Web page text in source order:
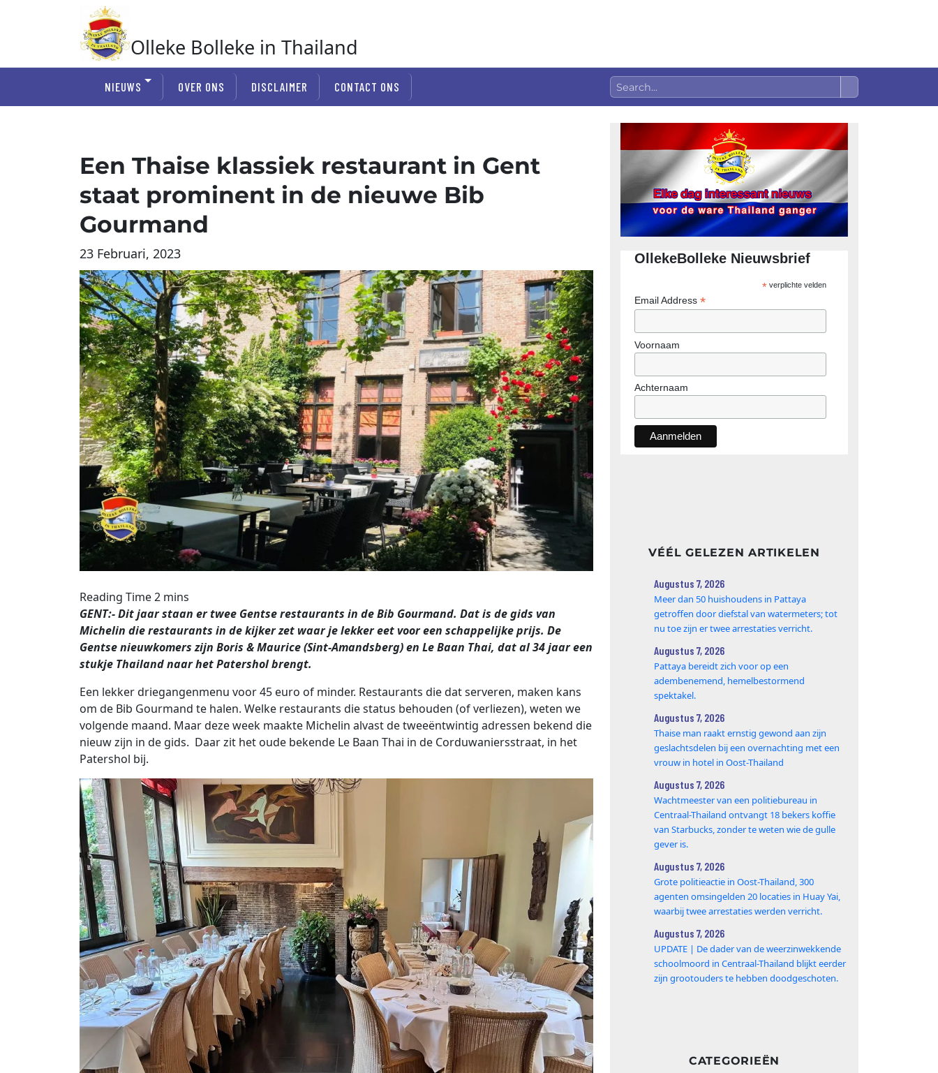
Olleke Bolleke in Thailand
NIEUWS OVER ONS DISCLAIMER CONTACT ONS
Een Thaise klassiek restaurant in Gent
staat prominent in de nieuwe Bib
Gourmand
23 Februari, 2023
GENT:- Dit jaar staan er twee Gentse restaurants in de Bib Gourmand. Dat is de gids van
Michelin die restaurants in de kijker zet waar je lekker eet voor een schappelijke prijs. De
Gentse nieuwkomers zijn Boris & Maurice (Sint-Amandsberg) en Le Baan Thai, dat al 34 jaar een
stukje Thailand naar het Patershol brengt.
Een lekker driegangenmenu voor 45 euro of minder. Restaurants die dat serveren, maken kans
om de Bib Gourmand te halen. Welke restaurants die status behouden (of verliezen), weten we
volgende maand. Maar deze week maakte Michelin alvast de tweeëntwintig adressen bekend die
nieuw zijn in de gids. Daar zit het oude bekende Le Baan Thai in de Corduwaniersstraat, in het
Patershol bij.
OllekeBolleke Nieuwsbrief
*verplichte velden
Email Address *
Voornaam
Achternaam
VÉÉL GELEZEN ARTIKELEN
Augustus 7, 2026
Meer dan 50 huishoudens in Pattaya
getroffen door diefstal van watermeters; tot
nu toe zijn er twee arrestaties verricht.
Augustus 7, 2026
Pattaya bereidt zich voor op een
adembenemend, hemelbestormend
spektakel.
Augustus 7, 2026
Thaise man raakt ernstig gewond aan zijn
geslachtsdelen bij een overnachting met een
vrouw in hotel in Oost-Thailand
Augustus 7, 2026
Wachtmeester van een politiebureau in
Centraal-Thailand ontvangt 18 bekers koffie
van Starbucks, zonder te weten wie de gulle
gever is.
Augustus 7, 2026
Grote politieactie in Oost-Thailand, 300
agenten omsingelden 20 locaties in Huay Yai,
waarbij twee arrestaties werden verricht.
Augustus 7, 2026
UPDATE | De dader van de weerzinwekkende
schoolmoord in Centraal-Thailand blijkt eerder
zijn grootouders te hebben doodgeschoten.
CATEGORIEËN